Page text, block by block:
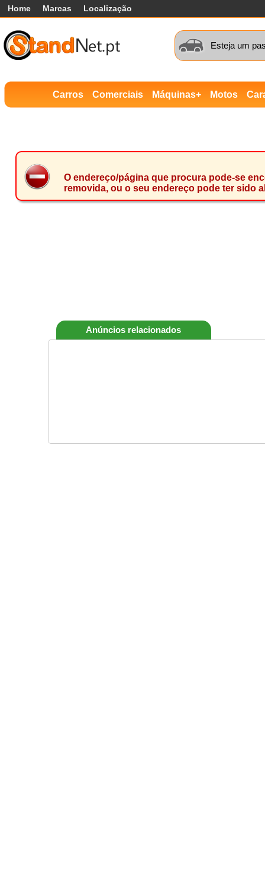
Home Marcas Localização
Esteja um
Carros Comerciais Máquinas+ Motos
O endereço/página que procura pode-se
removida, ou o seu endereço pode ter sido
Anúncios relacionados